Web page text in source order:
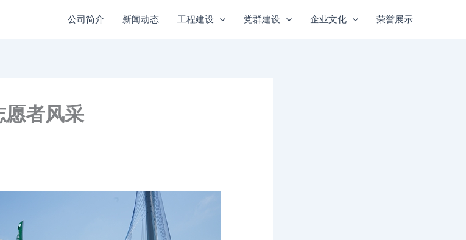
公司简介 新闻动态 工程建设 党群建设 企业文化 荣誉展示
愿者风采